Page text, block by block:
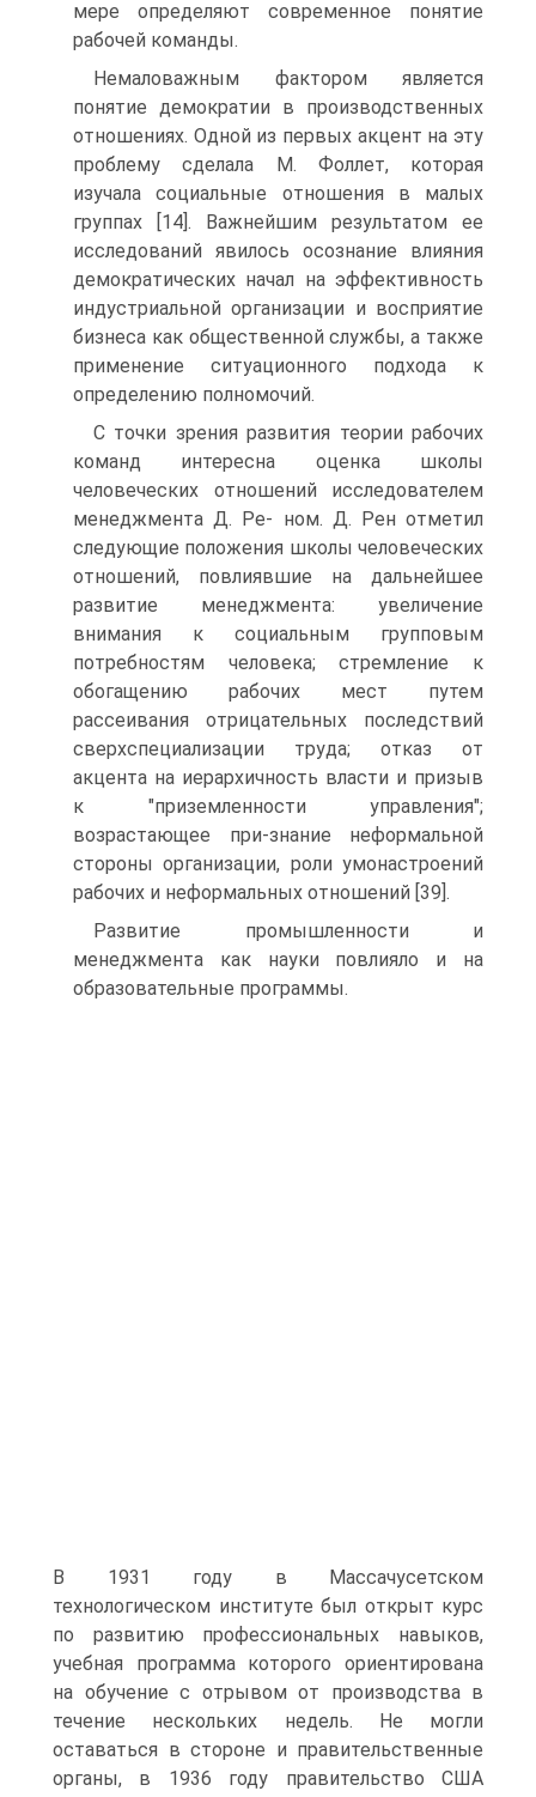
мере определяют современное понятие
рабочей команды.
Немаловажным фактором является
понятие демократии в производственных
отношениях. Одной из первых акцент на эту
проблему сделала М. Фоллет, которая
изучала социальные отношения в малых
группах [14]. Важнейшим результатом ее
исследований явилось осознание влияния
демократических начал на эффективность
индустриальной организации и восприятие
бизнеса как общественной службы, а также
применение ситуационного подхода к
определению полномочий.
С точки зрения развития теории рабочих
команд интересна оценка школы
человеческих отношений исследователем
менеджмента Д. Ре- ном. Д. Рен отметил
следующие положения школы человеческих
отношений, повлиявшие на дальнейшее
развитие менеджмента: увеличение
внимания к социальным групповым
потребностям человека; стремление к
обогащению рабочих мест путем
рассеивания отрицательных последствий
сверхспециализации труда; отказ от
акцента на иерархичность власти и призыв
к "приземленности управления";
возрастающее при-знание неформальной
стороны организации, роли умонастроений
рабочих и неформальных отношений [39].
Развитие промышленности и
менеджмента как науки повлияло и на
образовательные программы.
В 1931 году в Массачусетском
технологическом институте был открыт курс
по развитию профессиональных навыков,
учебная программа которого ориентирована
на обучение с отрывом от производства в
течение нескольких недель. Не могли
оставаться в стороне и правительственные
органы, в 1936 году правительство США